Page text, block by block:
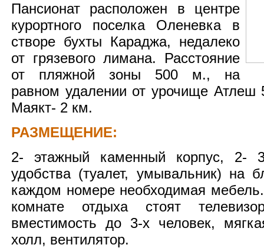
Пансионат расположен в центре
курортного поселка Оленевка в
створе бухты Караджа, недалеко
от грязевого лимана. Расстояние
от пляжной зоны 500 м., на
равном удалении от урочище
Маякт- 2 км.
РАЗМЕЩЕНИЕ:
2- этажный каменный корпус, 2-
удобства (туалет, умывальник) на
каждом номере необходимая
комнате отдыха стоят
вместимость до 3-х человек,
холл, вентилятор.